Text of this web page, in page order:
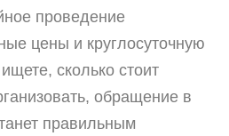
проведение
цены и круглосуточную
сколько стоит
обращение в
правильным